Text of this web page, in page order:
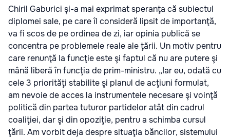
Chiril Gaburici şi-a mai exprimat speranţa că subiectul
diplomei sale, pe care îl consideră lipsit de importanţă,
va fi scos de pe ordinea de zi, iar opinia publică se
concentra pe problemele reale ale ţării. Un motiv pentru
care renunţă la funcţie este şi faptul că nu are putere şi
mână liberă în funcţia de prim-ministru. „Iar eu, odată cu
cele 3 priorităţi stabilite şi planul de acţiuni formulat,
am nevoie de acces la instrumentele necesare şi voinţă
politică din partea tuturor partidelor atât din cadrul
coaliţiei, dar şi din opoziţie, pentru a schimba cursul
ţării. Am vorbit deja despre situaţia băncilor, sistemului